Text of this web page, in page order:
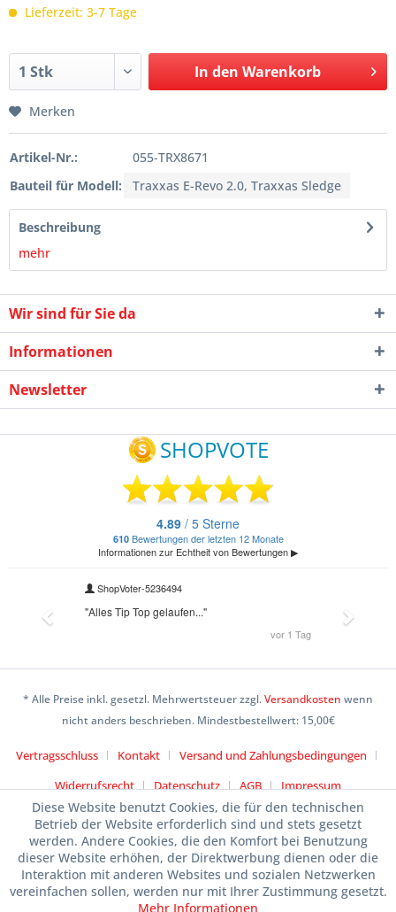
Lieferzeit: 3-7 Tage
In den Warenkorb
Merken
Artikel-Nr.:
055-TRX8671
Bauteil für Modell:
Traxxas E-Revo 2.0, Traxxas Sledge
Beschreibung
mehr
Wir sind für Sie da
Informationen
Newsletter
* Alle Preise inkl. gesetzl. Mehrwertsteuer zzgl.Versandkosten wenn
nicht anders beschrieben. Mindestbestellwert: 15,00€
Vertragsschluss Kontakt
Versand und Zahlungsbedingungen
Widerrufsrecht
Datenschutz AGB Impressum
Diese Website benutzt Cookies, die für den technischen
Betrieb der Website erforderlich sind und stets gesetzt
werden. Andere Cookies, die den Komfort bei Benutzung
dieser Website erhöhen, der Direktwerbung dienen oder die
Interaktion mit anderen Websites und sozialen Netzwerken
vereinfachen sollen, werden nur mit Ihrer Zustimmung gesetzt.
Mehr Informationen